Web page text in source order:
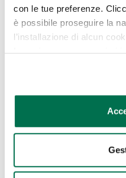
con le tue preferenze.
è possibile proseguire la
l’installazione di alcun
oppure cliccare su
cookie
o calore più o meno
persona a grattarsi
situazione può
e un rischio indiretto
Come si
dermatite?
Non esistono misure
comparsa della
forme. Si